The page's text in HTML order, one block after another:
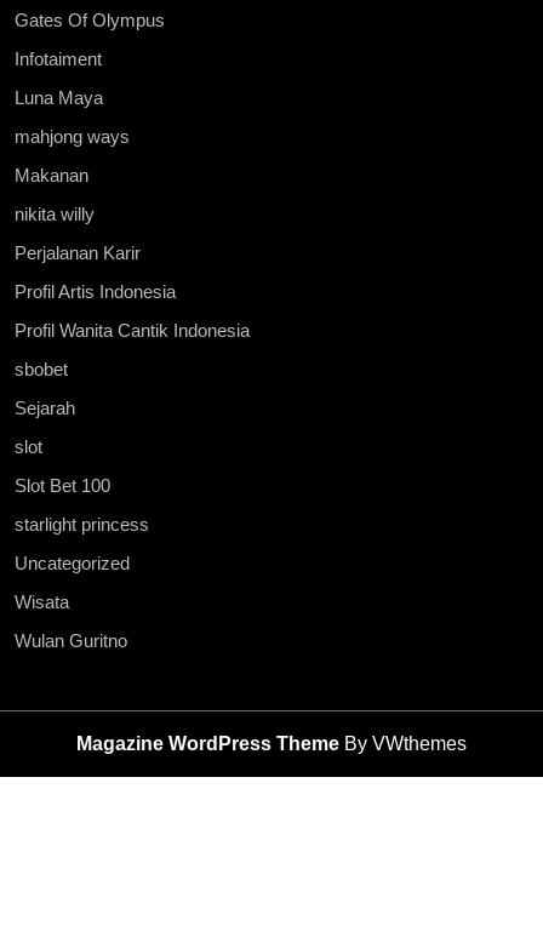
Gates Of Olympus
Infotaiment
Luna Maya
mahjong ways
Makanan
nikita willy
Perjalanan Karir
Profil Artis Indonesia
Profil Wanita Cantik Indonesia
sbobet
Sejarah
slot
Slot Bet 100
starlight princess
Uncategorized
Wisata
Wulan Guritno
Magazine WordPress Theme By VWthemes